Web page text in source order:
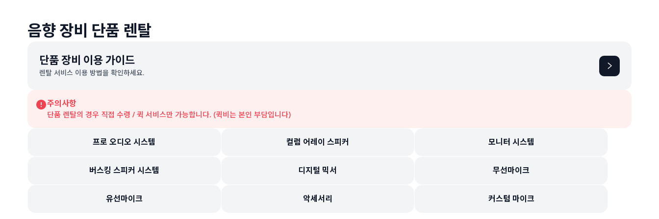
음향 장비 단품 렌탈
단품 장비 이용 가이드
렌탈 서비스 이용 방법을 확인하세요. 자세히 보기
주의사항
단품 렌탈의 경우 직접 수령 / 퀵 서비스만 가능합니다. (퀵비는 본인 부담입니다)
프로 오디오 시스템 컬럼 어레이 스피커 모니터 시스템
버스킹 스피커 시스템 디지털 믹서 무선마이크
유선마이크 악세서리 커스텀 마이크